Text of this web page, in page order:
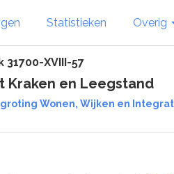
Statistieken Overig
XVIII-57
Kraken en Leegstand
Wonen, Wijken en